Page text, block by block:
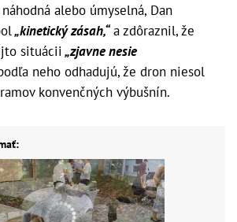
alebo úmyselná, Dan
„kinetický zásah,“a zdôraznil, že
situácii„zjavne nesie
neho odhadujú, že dron niesol
konvenčných výbušnín.